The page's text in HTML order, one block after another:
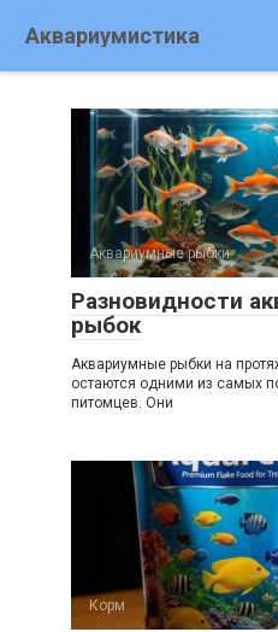
Аквариумистика
Аквариумные рыбки
Разновидности
рыбок
Аквариумные рыбки на
остаются одними из самых
питомцев. Они
Корм